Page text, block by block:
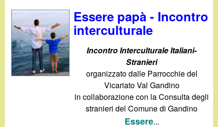
d
n
r
c
a
Essere papà - Incontro
interculturale
Incontro Interculturale Italiani-
Stranieri
organizzato dalle Parrocchie del
Vicariato Val Gandino
in collaborazione con la Consulta degli
stranieri del Comune di Gandino
Essere...